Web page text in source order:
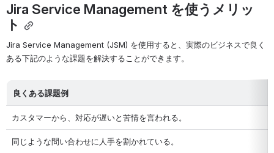
Jira Service Management を使うメリッ
ト
Jira Service Management (JSM) を使用すると、実際のビジネスで良く
ある下記のような課題を解決することができます。
良くある課題例
カスタマーから、対応が遅いと苦情を言われる。
同じような問い合わせに人手を割かれている。